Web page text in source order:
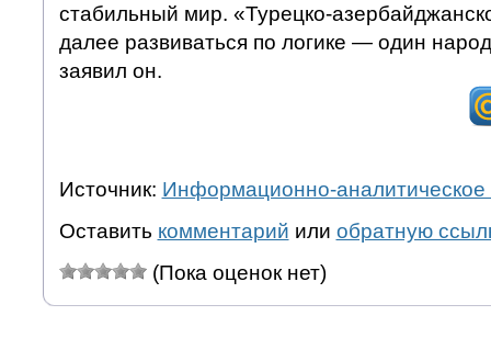
стабильный мир. «Турецко-
далее развиваться по логике — один
заявил он.
Источник: Информационно-аналитическое
Оставить комментарий или обратную
(Пока оценок нет)